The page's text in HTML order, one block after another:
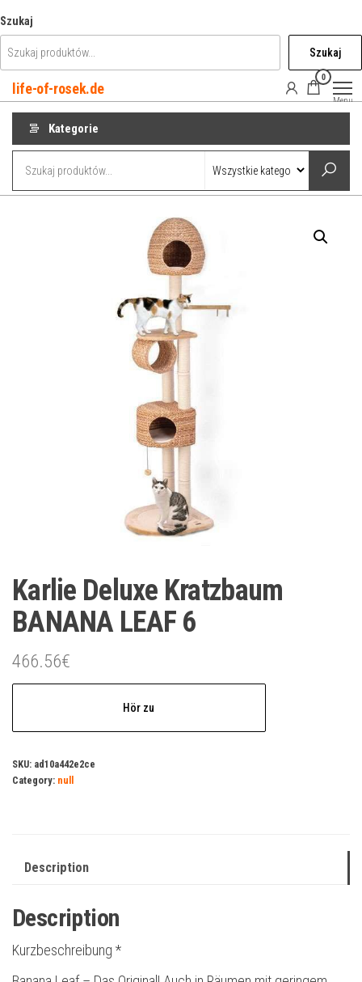
do
treści
Szukaj
Szukaj
life-of-rosek.de
0
Menu
Kategorie
Karlie Deluxe Kratzbaum
BANANA LEAF 6
466.56€
Hör zu
SKU: ad10a442e2ce
Category: null
Description
Description
Kurzbeschreibung *